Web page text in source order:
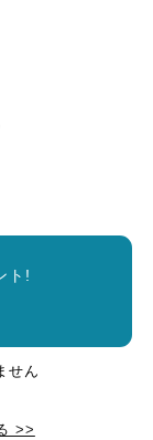
ト!
せん
>>